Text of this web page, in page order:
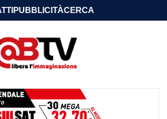
PUBBLICITÀCERCA